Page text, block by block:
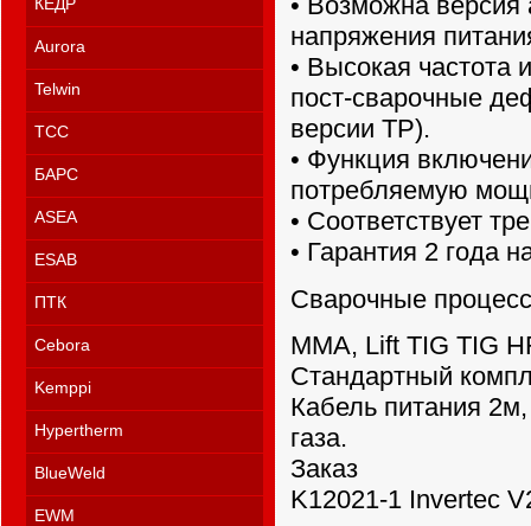
КЕДР
Aurora
Telwin
ТСС
БАРС
ASEA
ESAB
ПТК
Cebora
Kemppi
Hypertherm
BlueWeld
EWM
напряжения
• Высокая частота
пост-сварочные
версии ТР).
• Функция
потребляемую
• Cоответствует
• Гарантия 2 года
Сварочные
MMA, Lift TIG TIG
Стандартный
Кабель питания
газа.
Заказ
K12021-1 Invertec